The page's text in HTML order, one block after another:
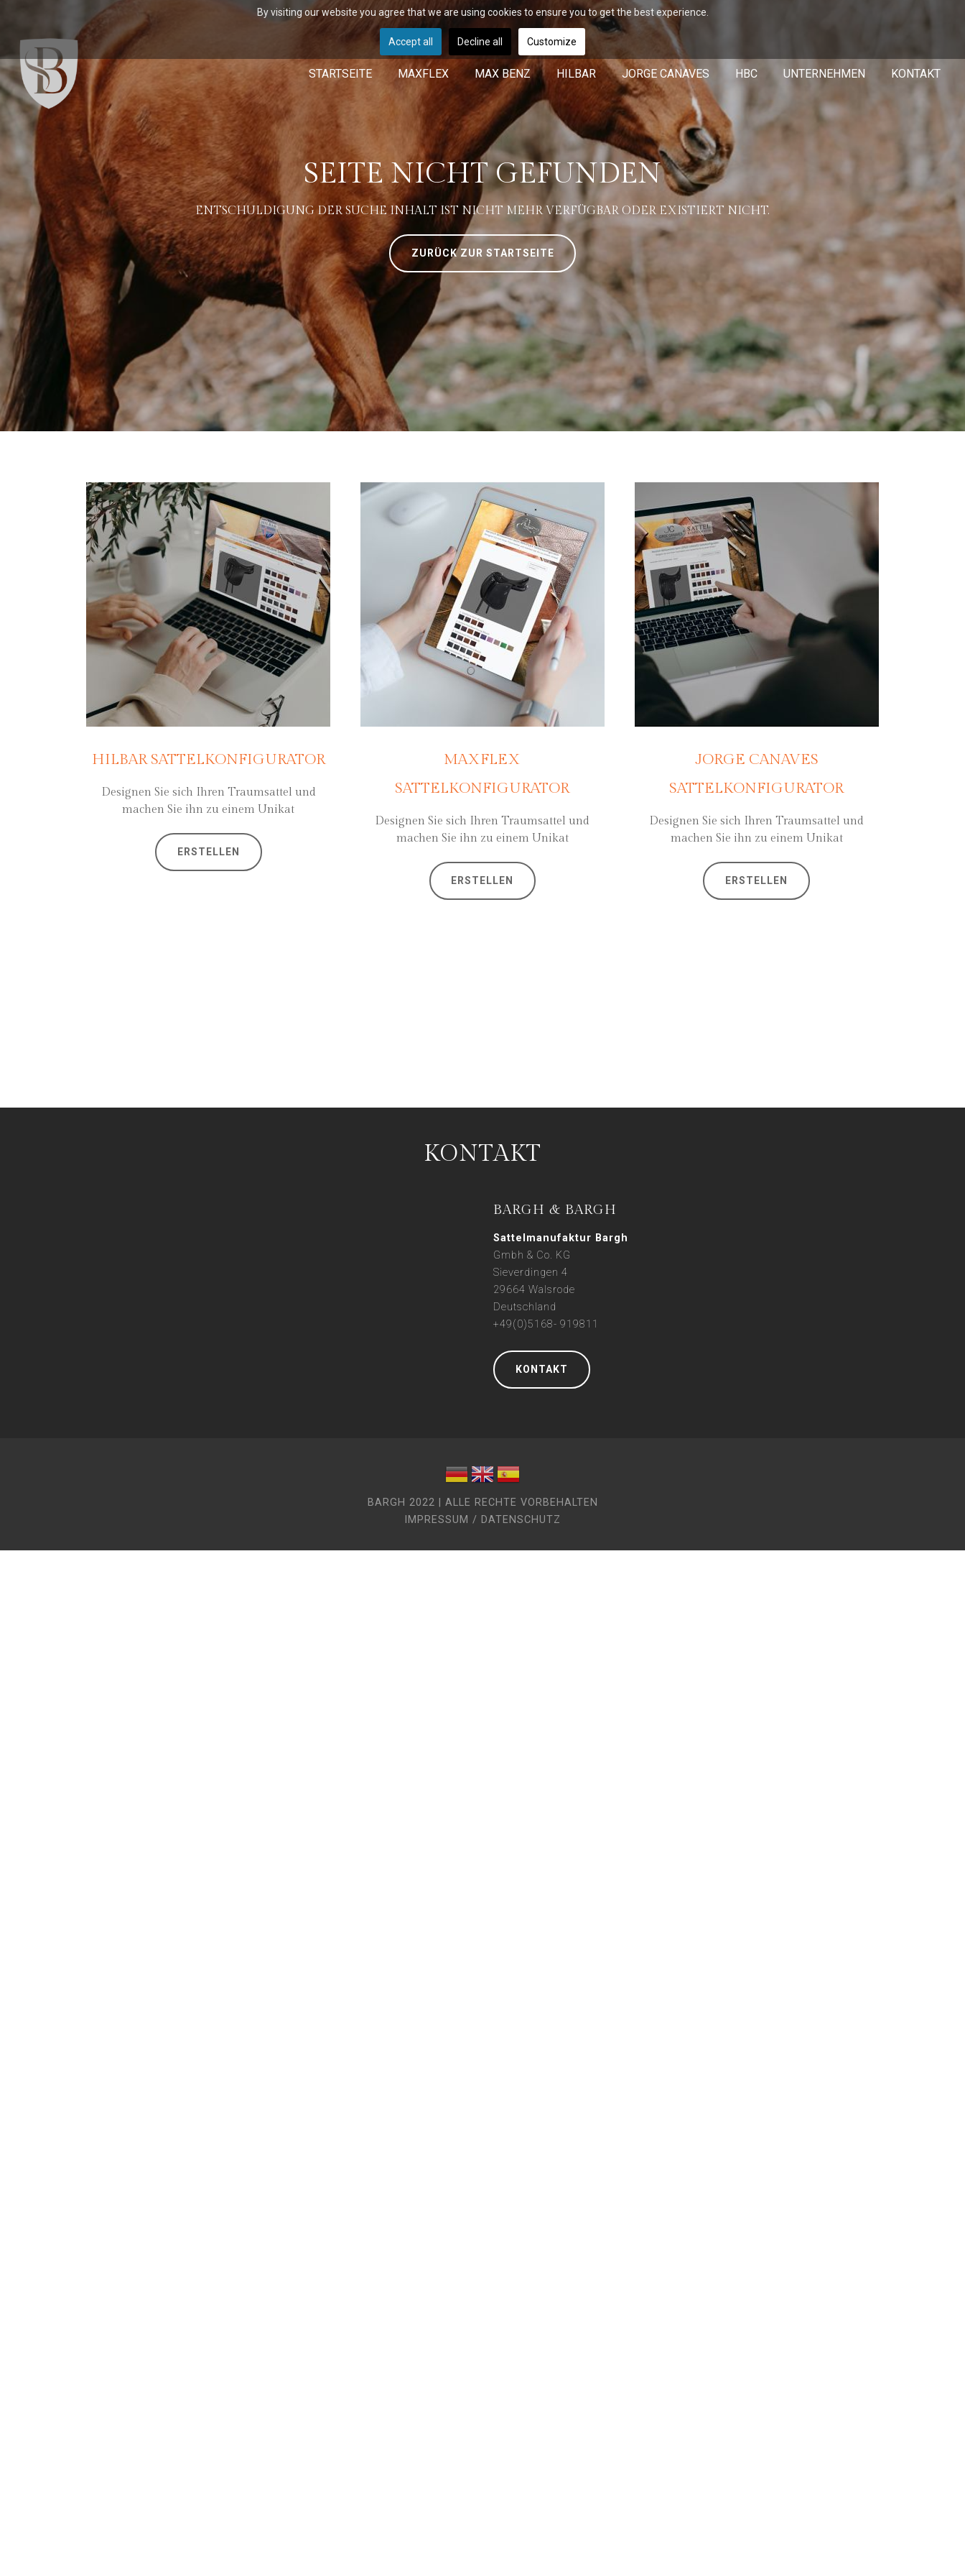
STARTSEITE MAXFLEX MAX BENZ HILBAR JORGE CANAVES HBC UNTERNEHMEN KONTAKT
SEITE NICHT GEFUNDEN
ENTSCHULDIGUNG DER SUCHE INHALT IST NICHT MEHR VERFÜGBAR ODER EXISTIERT NICHT.
ZURÜCK ZUR STARTSEITE
HILBAR SATTELKONFIGURATOR
Designen Sie sich Ihren Traumsattel und
machen Sie ihn zu einem Unikat
ERSTELLEN
MAXFLEX
SATTELKONFIGURATOR
Designen Sie sich Ihren Traumsattel und
machen Sie ihn zu einem Unikat
ERSTELLEN
JORGE CANAVES
SATTELKONFIGURATOR
Designen Sie sich Ihren Traumsattel und
machen Sie ihn zu einem Unikat
ERSTELLEN
KONTAKT
BARGH & BARGH
Sattelmanufaktur Bargh
Gmbh & Co. KG
Sieverdingen 4
29664 Walsrode
Deutschland
+49(0)5168- 919811
KONTAKT
BARGH 2022 | ALLE RECHTE VORBEHALTEN
IMPRESSUM / DATENSCHUTZ
By visiting our website you agree that we are using cookies to ensure you to get the best experience.
Accept all Decline all Customize